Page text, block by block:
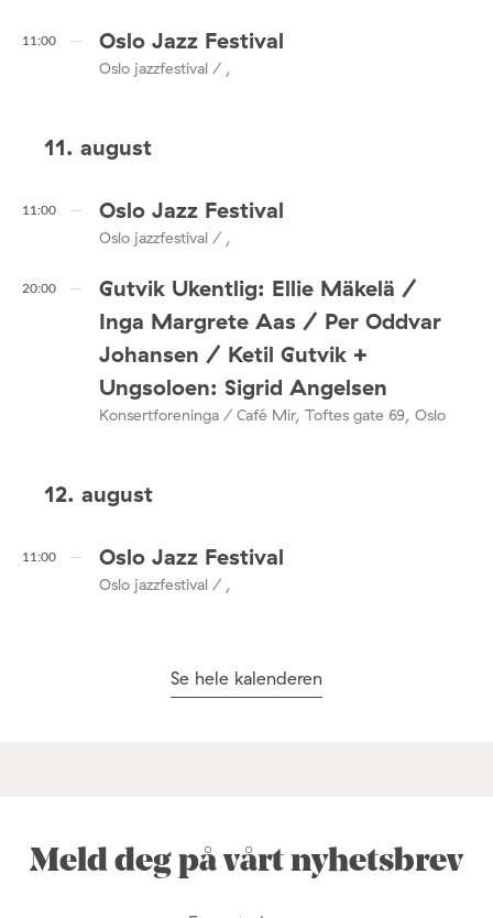
11:00 Oslo Jazz Festival
Oslo jazzfestival / ,
11. august
11:00 Oslo Jazz Festival
Oslo jazzfestival / ,
20:00
Gutvik Ukentlig: Ellie Mäkelä /
Inga Margrete Aas / Per Oddvar
Johansen / Ketil Gutvik +
Ungsoloen: Sigrid Angelsen
Konsertforeninga / Café Mir, Toftes gate 69, Oslo
12. august
11:00 Oslo Jazz Festival
Oslo jazzfestival / ,
Se hele kalenderen
Meld deg på vårt nyhetsbrev